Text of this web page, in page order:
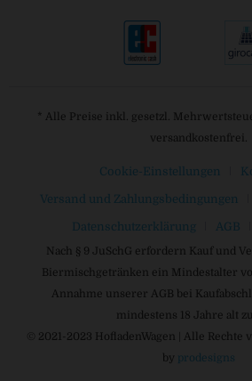
* Alle Preise inkl. gesetzl.
versandkostenfrei.
Cookie-Einstellungen
Versand und Zahlungsbedingungen
Datenschutzerklärung AGB
Nach § 9 JuSchG erfordern Kauf und
Biermischgetränken ein Mindestalter
Annahme unserer AGB bei
mindestens 18 Jahre alt
© 2021-2023 HofladenWagen | Alle Rechte
by prodesigns